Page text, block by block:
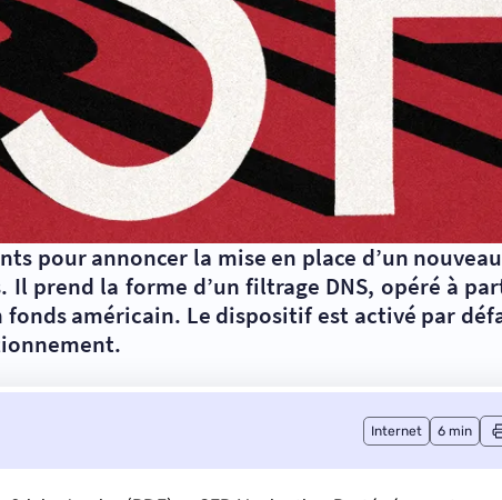
pour annoncer la mise en place d’un
Il prend la forme d’un filtrage DNS, opéré à
fonds américain. Le dispositif est activé par
Internet 6 min